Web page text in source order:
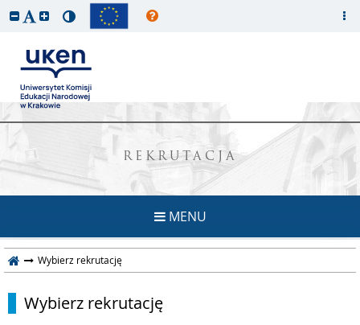
REKRUTACJA
MENU
Wybierz rekrutację
Wybierz rekrutację